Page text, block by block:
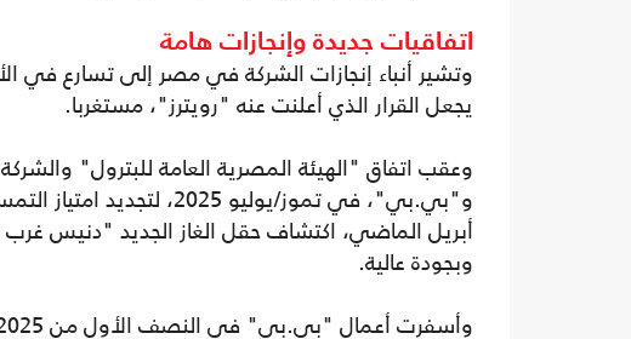
اتفاقيات جديدة وإنجازات هامة
وتشير أنباء إنجازات الشركة في مصر إلى تسارع في
يجعل القرار الذي أعلنت عنه "رويترز"، مستغربا.
وعقب اتفاق "الهيئة المصرية العامة للبترول"
وبجودة عالية.